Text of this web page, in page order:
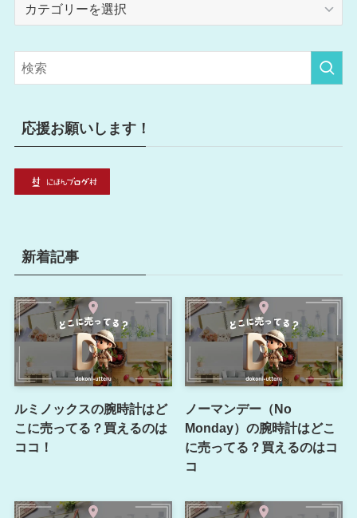
リ
ー
応援お願いします！
新着記事
ルミノックスの腕時計はど
こに売ってる？買えるのは
ココ！
ノーマンデー（No
Monday）の腕時計はどこ
に売ってる？買えるのはコ
コ